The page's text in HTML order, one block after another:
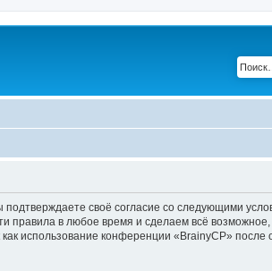
своё согласие со следующими
правила в любое время и сделаем всё
использование конференции «BrainyCP» после